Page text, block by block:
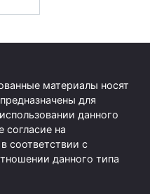
материалы носят
для
данного
согласие на
соответствии с
данного типа